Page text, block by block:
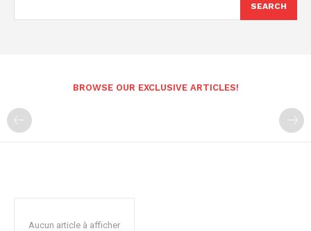
SEARCH
BROWSE OUR EXCLUSIVE ARTICLES!
Aucun article à afficher